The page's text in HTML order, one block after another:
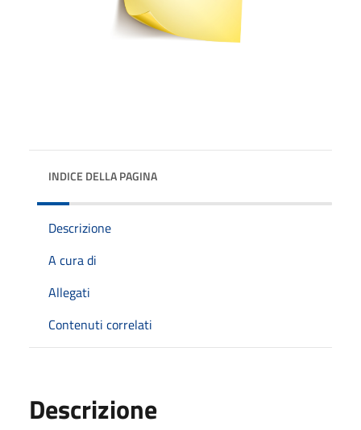
INDICE DELLA PAGINA
Descrizione
A cura di
Allegati
Contenuti correlati
Descrizione